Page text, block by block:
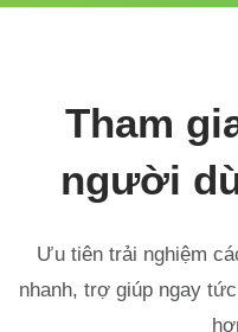
Tham
người
Ưu tiên trải nghiệm
nhanh, trợ giúp ngay